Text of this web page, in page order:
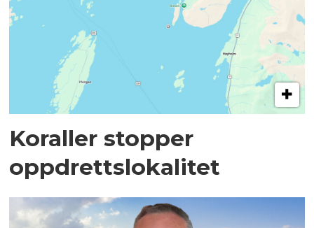
Koraller stopper
oppdrettslokalitet